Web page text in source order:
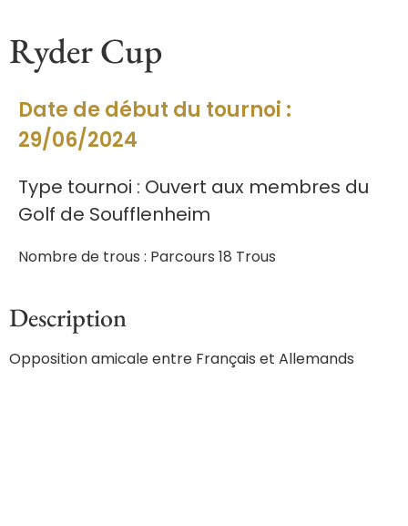
Ryder Cup
Date de début du tournoi :
29/06/2024
Type tournoi : Ouvert aux membres du
Golf de Soufflenheim
Nombre de trous : Parcours 18 Trous
Description
Opposition amicale entre Français et Allemands